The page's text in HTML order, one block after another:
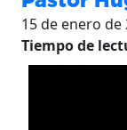
15 de enero de
Tiempo de